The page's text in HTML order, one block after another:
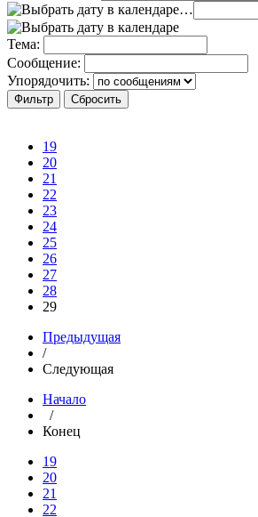
…
Тема:
Сообщение:
Упорядочить:
19
20
21
22
23
24
25
26
27
28
29
Предыдущая
/
Следующая
Начало
/
Конец
19
20
21
22